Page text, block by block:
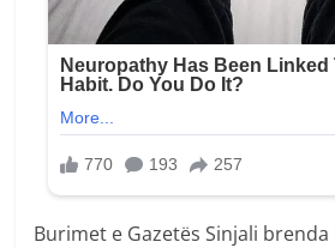
Burimet e Gazetës Sinjali